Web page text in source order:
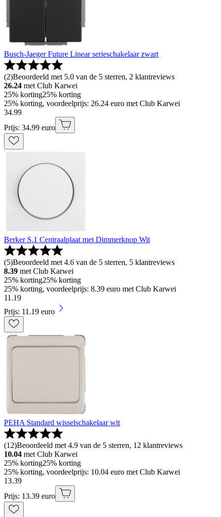
Busch-Jaeger Future Linear serieschakelaar zwart
(2)Beoordeeld met 5.0 van de 5 sterren, 2 klantreviews
26.24 met Club Karwei
25% korting25% korting
25% korting, voordeelprijs: 26.24 euro met Club Karwei
34.99
Prijs: 34.99 euro
Berker S.1 Centraalplaat met Dimmerknop Wit
(5)Beoordeeld met 4.6 van de 5 sterren, 5 klantreviews
8.39 met Club Karwei
25% korting25% korting
25% korting, voordeelprijs: 8.39 euro met Club Karwei
11 .19
Prijs: 11.19 euro
PEHA Standard wisselschakelaar wit
(12)Beoordeeld met 4.9 van de 5 sterren, 12 klantreviews
10.04 met Club Karwei
25% korting25% korting
25% korting, voordeelprijs: 10.04 euro met Club Karwei
13.39
Prijs: 13.39 euro